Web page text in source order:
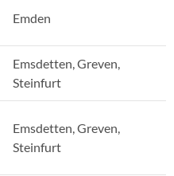
Emden
Emsdetten, Greven,
Steinfurt
Emsdetten, Greven,
Steinfurt